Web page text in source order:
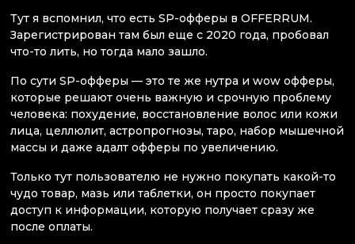
Тут я вспомнил, что есть SP-офферы в OFFERRUM.
Зарегистрирован там был еще с 2020 года, пробовал
что-то лить, но тогда мало зашло.
По сути SP-офферы — это те же нутра и wow офферы,
которые решают очень важную и срочную проблему
человека: похудение, восстановление волос или кожи
лица, целлюлит, астропрогнозы, таро, набор мышечной
массы и даже адалт офферы по увеличению.
Только тут пользователю не нужно покупать какой-то
чудо товар, мазь или таблетки, он просто покупает
доступ к информации, которую получает сразу же
после оплаты.